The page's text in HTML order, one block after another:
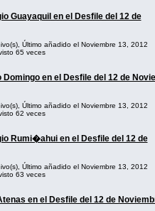
Guayaquil en el Desfile del 12 de
Último añadido el Noviembre 13, 2012
65 veces
en el Desfile del 12 de
Último añadido el Noviembre 13, 2012
62 veces
Rumi�ahui en el Desfile del 12 de
Último añadido el Noviembre 13, 2012
63 veces
en el Desfile del 12 de